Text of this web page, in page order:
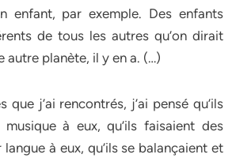
enfant, par exemple. Des enfants
de tous les autres qu’on dirait
autre planète, il y en a. (…)
que j’ai rencontrés, j’ai pensé qu’ils
à eux, qu’ils faisaient des
à eux, qu’ils se balançaient et